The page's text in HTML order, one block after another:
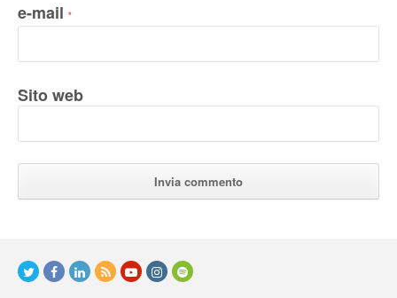
e-mail *
Sito web